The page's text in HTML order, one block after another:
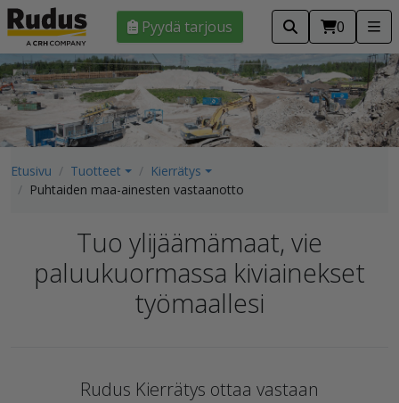
Pyydä tarjous 0
Etusivu Tuotteet
Kierrätys
Puhtaiden maa-ainesten vastaanotto
Tuo ylijäämämaat, vie
paluukuormassa kiviainekset
työmaallesi
Rudus Kierrätys ottaa vastaan